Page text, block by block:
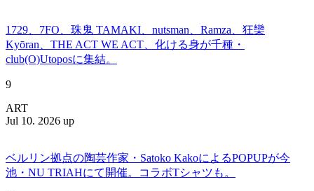
1729、7FO、珠鬼 TAMAKI、nutsman、Ramza、狂欒
Kyōran、THE ACT WE ACT、化ける身が千種・
club(O)Utoposに集結。
9
ART
Jul 10. 2026 up
ベルリン拠点の陶芸作家・Satoko KakoによるPOPUPが今
池・NU TRIAHにて開催。コラボTシャツも。